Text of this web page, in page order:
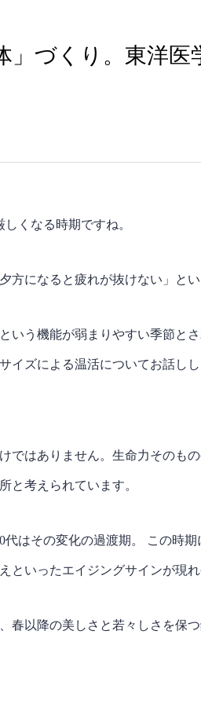
」づくり。東洋医
くなる時期ですね。
方になると疲れが抜けない」と
う機能が弱まりやすい季節と
イズによる温活についてお話しし
ではありません。生命力そのも
と考えられています。
はその変化の過渡期。 この時
といったエイジングサインが現れ
以降の美しさと若々しさを保つ